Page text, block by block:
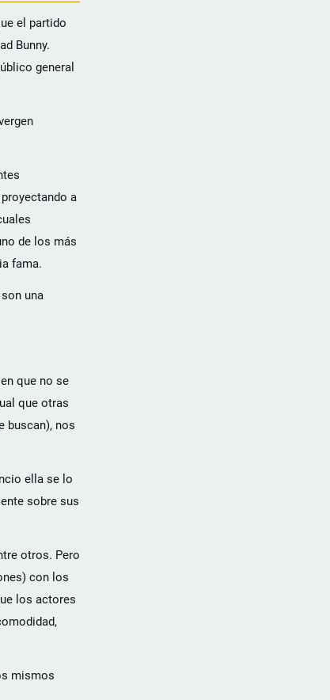
el partido
Bunny.
general
a
de los más
fama.
una
que no se
que otras
buscan), nos
ella se lo
sobre sus
otros. Pero
con los
los actores
mismos